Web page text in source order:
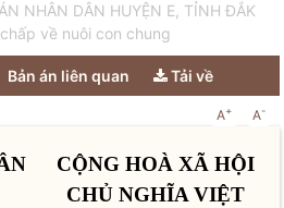
NHÂN DÂN HUYỆN E, TỈNH ĐẮK
về nuôi con chung
Bản án liên quan Tải về
A+ A-
CỘNG HOÀ XÃ HỘI
CHỦ NGHĨA VIỆT